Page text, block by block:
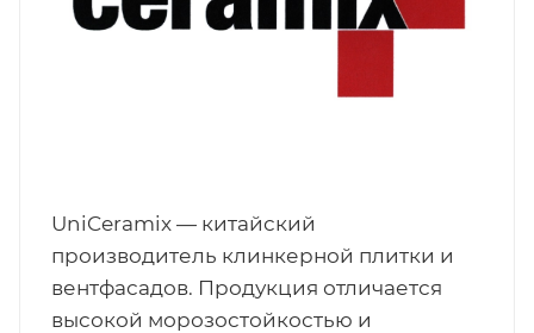
UniCeramix — китайский
производитель клинкерной плитки и
вентфасадов. Продукция отличается
высокой морозостойкостью и